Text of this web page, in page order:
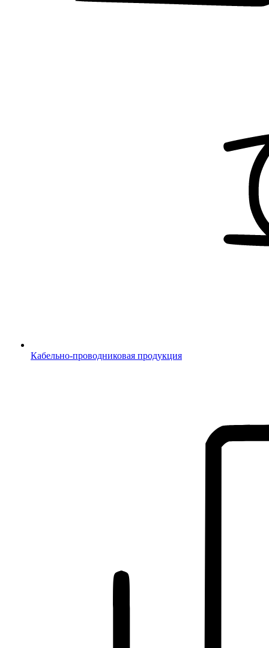
Кабельно-проводниковая продукция